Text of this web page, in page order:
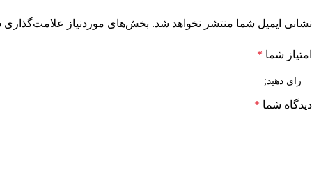
نشانی ایمیل شما منتشر نخواهد شد. بخش‌های موردنیاز علامت‌گذاری
امتیاز شما *
دیدگاه شما *